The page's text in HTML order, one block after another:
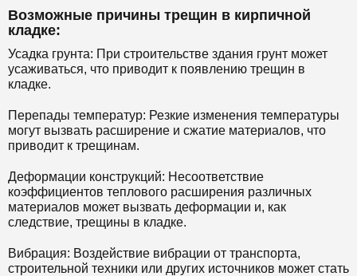
Возможные причины трещин в кирпичной
кладке:
Усадка грунта: При строительстве здания грунт может
усаживаться, что приводит к появлению трещин в
кладке.
Перепады температур: Резкие изменения температуры
могут вызвать расширение и сжатие материалов, что
приводит к трещинам.
Деформации конструкций: Несоответствие
коэффициентов теплового расширения различных
материалов может вызвать деформации и, как
следствие, трещины в кладке.
Вибрация: Воздействие вибрации от транспорта,
строительной техники или других источников может стать